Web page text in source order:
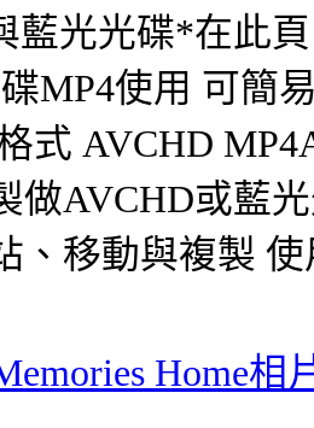
藍光光碟*在此
MP4使用 可簡
式 AVCHD
做AVCHD或藍
、移動與複製
Home